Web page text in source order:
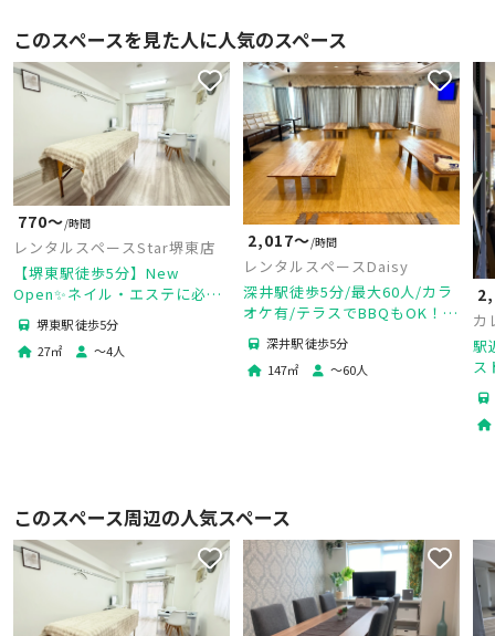
このスペースを見た人に人気のスペース
770〜/時間
レンタルスペースStar堺東店
【堺東駅徒歩5分】New
Open✨ネイル・エステに必要
な備品がそろったプライベート
サロン｜マッサージベッド・ネ
イルテーブル完備
堺東駅 徒歩5分
27㎡ 〜4人
2,017〜/時間
レンタルスペースDaisy
深井駅徒歩5分/最大60人/カラ
オケ有/テラスでBBQもOK！少
人数～大人数まで使えるレンタ
ルスペース
深井駅 徒歩5分
147㎡ 〜60人
カ
駅
ス
このスペース周辺の人気スペース